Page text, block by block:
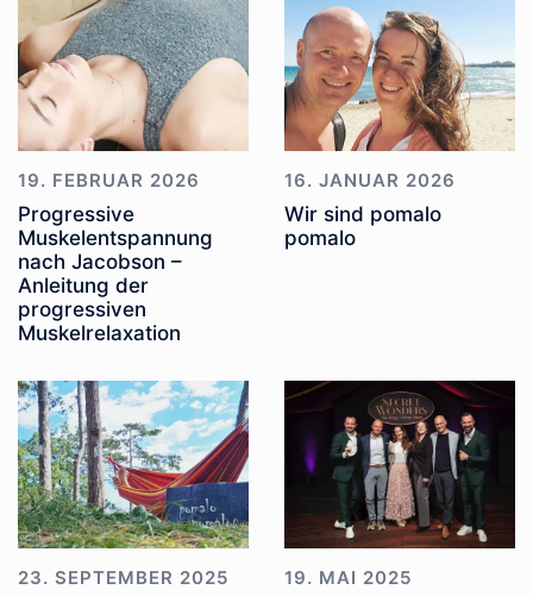
19. FEBRUAR 2026
Progressive
Muskelentspannung
nach Jacobson –
Anleitung der
progressiven
Muskelrelaxation
16. JANUAR 2026
Wir sind pomalo
pomalo
23. SEPTEMBER 2025 19. MAI 2025